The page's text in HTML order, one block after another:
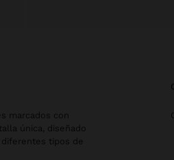
marcados con
única, diseñado
diferentes tipos de